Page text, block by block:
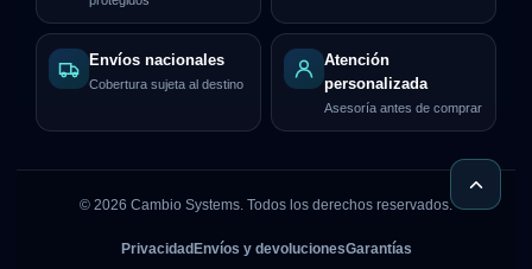
Envíos nacionales
Cobertura sujeta al destino
Atención
personalizada
Asesoría antes de comprar
© 2026 Cambio Systems. Todos los derechos reservados.
Privacidad Envíos y devolucionesGarantías